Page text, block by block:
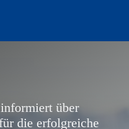
über
die erfolgreiche